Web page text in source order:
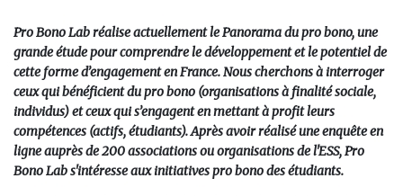
Pro Bono Lab réalise actuellement le Panorama du pro bono, une
grande étude pour comprendre le développement et le potentiel de
cette forme d’engagement en France. Nous cherchons à interroger
ceux qui bénéficient du pro bono (organisations à finalité sociale,
individus) et ceux qui s’engagent en mettant à profit leurs
compétences (actifs, étudiants). Après avoir réalisé une enquête en
ligne auprès de 200 associations ou organisations de l'ESS, Pro
Bono Lab s'intéresse aux initiatives pro bono des étudiants.